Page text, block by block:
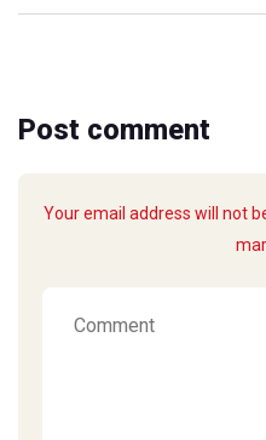
Post comment
Your email address will not